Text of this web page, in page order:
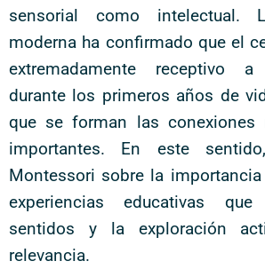
sensorial como intelectual.
moderna ha confirmado que el
extremadamente receptivo
durante los primeros años de
que se forman las conexiones
importantes. En este
Montessori sobre la
experiencias educativas
sentidos y la exploración
relevancia.